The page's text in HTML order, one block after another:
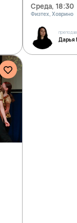
Среда, 18:30
Физтех, Ховрино
Дарья